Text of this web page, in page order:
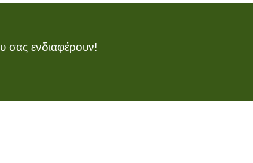
σας ενδιαφέρουν!